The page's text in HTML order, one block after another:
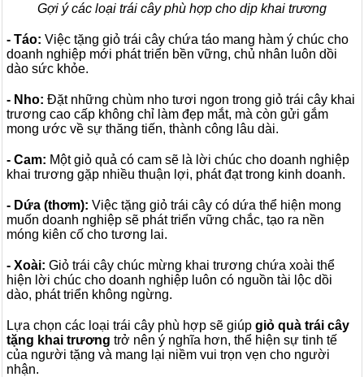
Gợi ý các loại trái cây phù hợp cho dịp khai trương
- Táo: Việc tặng giỏ trái cây chứa táo mang hàm ý chúc cho
doanh nghiệp mới phát triển bền vững, chủ nhân luôn dồi
dào sức khỏe.
- Nho: Đặt những chùm nho tươi ngon trong giỏ trái cây khai
trương cao cấp không chỉ làm đẹp mắt, mà còn gửi gắm
mong ước về sự thăng tiến, thành công lâu dài.
- Cam: Một giỏ quả có cam sẽ là lời chúc cho doanh nghiệp
khai trương gặp nhiều thuận lợi, phát đạt trong kinh doanh.
- Dứa (thơm): Việc tặng giỏ trái cây có dứa thể hiện mong
muốn doanh nghiệp sẽ phát triển vững chắc, tạo ra nền
móng kiên cố cho tương lai.
- Xoài: Giỏ trái cây chúc mừng khai trương chứa xoài thể
hiện lời chúc cho doanh nghiệp luôn có nguồn tài lộc dồi
dào, phát triển không ngừng.
Lựa chọn các loại trái cây phù hợp sẽ giúp giỏ quà trái cây
tặng khai trương trở nên ý nghĩa hơn, thể hiện sự tinh tế
của người tặng và mang lại niềm vui trọn vẹn cho người
nhận.